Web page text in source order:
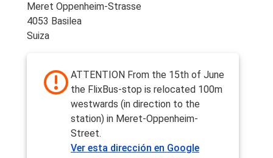
Meret Oppenheim-Strasse
4053 Basilea
Suiza
ATTENTION From the 15th of June
the FlixBus-stop is relocated 100m
westwards (in direction to the
station) in Meret-Oppenheim-
Street.
Ver esta dirección en Google